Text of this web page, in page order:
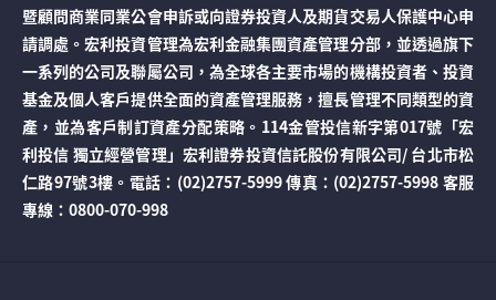
暨顧問商業同業公會申訴或向證券投資人及期貨交易人保護中心申
請調處。宏利投資管理為宏利金融集團資產管理分部，並透過旗下
一系列的公司及聯屬公司，為全球各主要市場的機構投資者、投資
基金及個人客戶提供全面的資產管理服務，擅長管理不同類型的資
產，並為客戶制訂資產分配策略。114金管投信新字第017號「宏
利投信 獨立經營管理」宏利證券投資信託股份有限公司/ 台北市松
仁路97號3樓。電話：(02)2757-5999 傳真：(02)2757-5998 客服
專線：0800-070-998